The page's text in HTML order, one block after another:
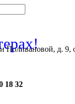
Поливановой, д. 9,
18 32